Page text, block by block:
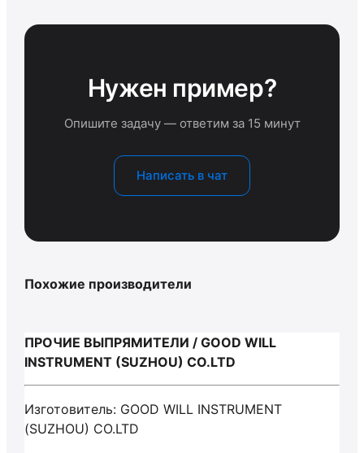
Нужен пример?
Опишите задачу — ответим за 15 минут
Написать в чат
Похожие производители
ПРОЧИЕ ВЫПРЯМИТЕЛИ / GOOD WILL
INSTRUMENT (SUZHOU) CO.LTD
Изготовитель: GOOD WILL INSTRUMENT
(SUZHOU) CO.LTD